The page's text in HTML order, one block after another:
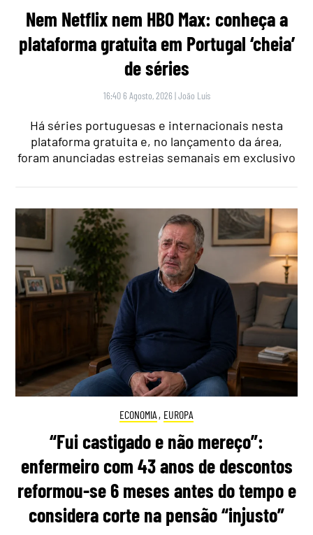
Nem Netflix nem HBO Max: conheça a
plataforma gratuita em Portugal ‘cheia’
de séries
16:40 6 Agosto, 2026 |João Luís
Há séries portuguesas e internacionais nesta
plataforma gratuita e, no lançamento da área,
foram anunciadas estreias semanais em exclusivo
ECONOMIA , EUROPA
“Fui castigado e não mereço”:
enfermeiro com 43 anos de descontos
reformou-se 6 meses antes do tempo e
considera corte na pensão “injusto”